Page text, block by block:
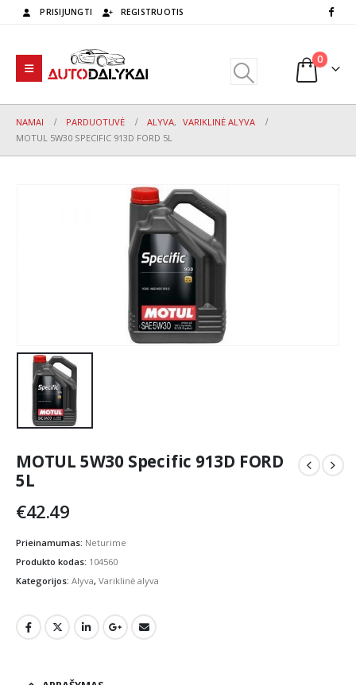
PRISIJUNGTI REGISTRUOTIS
0
NAMAI PARDUOTUVĖ ALYVA, VARIKLINĖ ALYVA
MOTUL 5W30 SPECIFIC 913D FORD 5L
MOTUL 5W30 Specific 913D FORD
5L
€42.49
Prieinamumas: Neturime
Produkto kodas: 104560
Kategorijos: Alyva, Variklinė alyva